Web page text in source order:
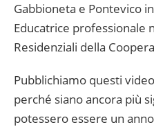
Gabbioneta e Pontevico
Educatrice professionale
Residenziali della
Pubblichiamo questi
perché siano ancora più
potessero essere un